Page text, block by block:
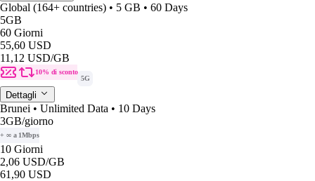
Global (164+ countries) • 5 GB • 60 Days
5GB
60 Giorni
55,60 USD
11,12 USD/GB
10% di sconto
5G
Dettagli
Brunei • Unlimited Data • 10 Days
3GB/giorno
+ ∞ a 1Mbps
10 Giorni
2,06 USD/GB
61,90 USD